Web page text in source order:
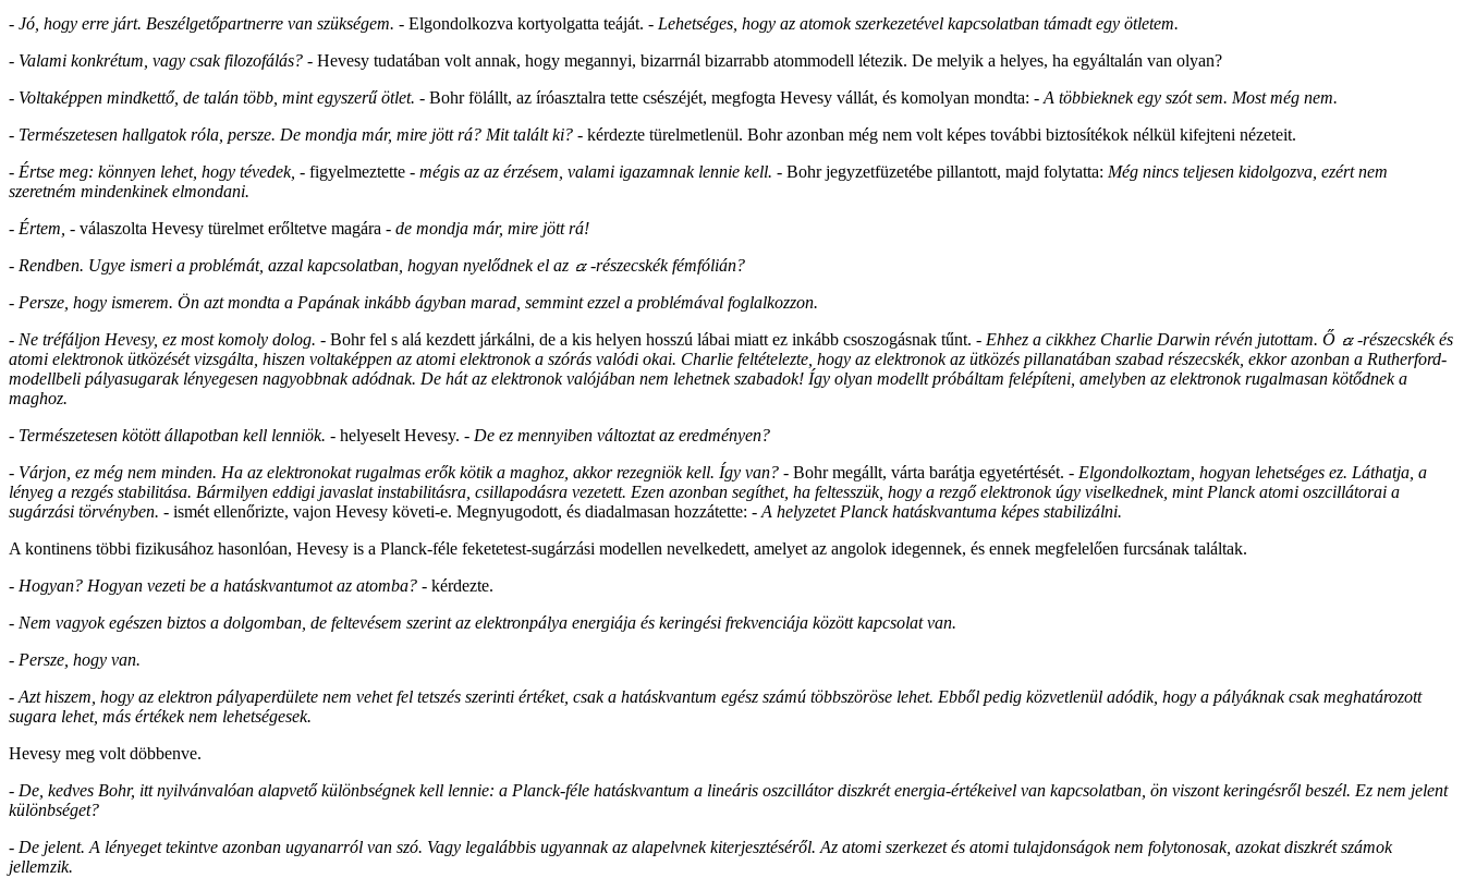
- Jó, hogy erre járt. Beszélgetőpartnerre van szükségem. - Elgondolkozva kortyolgatta teáját. - Lehetséges, hogy az atomok szerkezetével kapcsolatban támadt egy ötletem.
- Valami konkrétum, vagy csak filozofálás? - Hevesy tudatában volt annak, hogy megannyi, bizarrnál bizarrabb atommodell létezik. De melyik a helyes, ha egyáltalán van olyan?
- Voltaképpen mindkettő, de talán több, mint egyszerű ötlet. - Bohr fölállt, az íróasztalra tette csészéjét, megfogta Hevesy vállát, és komolyan mondta: - A többieknek egy szót sem. Most még nem.
- Természetesen hallgatok róla, persze. De mondja már, mire jött rá? Mit talált ki? - kérdezte türelmetlenül. Bohr azonban még nem volt képes további biztosítékok nélkül kifejteni nézeteit.
- Értse meg: könnyen lehet, hogy tévedek, - figyelmeztette - mégis az az érzésem, valami igazamnak lennie kell. - Bohr jegyzetfüzetébe pillantott, majd folytatta: Még nincs teljesen kidolgozva, ezért nem
szeretném mindenkinek elmondani.
- Értem, - válaszolta Hevesy türelmet erőltetve magára - de mondja már, mire jött rá!
- Rendben. Ugye ismeri a problémát, azzal kapcsolatban, hogyan nyelődnek el az
-részecskék fémfólián?
- Persze, hogy ismerem. Ön azt mondta a Papának inkább ágyban marad, semmint ezzel a problémával foglalkozzon.
- Ne tréfáljon Hevesy, ez most komoly dolog. - Bohr fel s alá kezdett járkálni, de a kis helyen hosszú lábai miatt ez inkább csoszogásnak tűnt. - Ehhez a cikkhez Charlie Darwin révén jutottam. Ő
-részecskék és
atomi elektronok ütközését vizsgálta, hiszen voltaképpen az atomi elektronok a szórás valódi okai. Charlie feltételezte, hogy az elektronok az ütközés pillanatában szabad részecskék, ekkor azonban a Rutherford-
modellbeli pályasugarak lényegesen nagyobbnak adódnak. De hát az elektronok valójában nem lehetnek szabadok! Így olyan modellt próbáltam felépíteni, amelyben az elektronok rugalmasan kötődnek a
maghoz.
- Természetesen kötött állapotban kell lenniök. - helyeselt Hevesy. - De ez mennyiben változtat az eredményen?
- Várjon, ez még nem minden. Ha az elektronokat rugalmas erők kötik a maghoz, akkor rezegniök kell. Így van? - Bohr megállt, várta barátja egyetértését. - Elgondolkoztam, hogyan lehetséges ez. Láthatja, a
lényeg a rezgés stabilitása. Bármilyen eddigi javaslat instabilitásra, csillapodásra vezetett. Ezen azonban segíthet, ha feltesszük, hogy a rezgő elektronok úgy viselkednek, mint Planck atomi oszcillátorai a
sugárzási törvényben. - ismét ellenőrizte, vajon Hevesy követi-e. Megnyugodott, és diadalmasan hozzátette: - A helyzetet Planck hatáskvantuma képes stabilizálni.
A kontinens többi fizikusához hasonlóan, Hevesy is a Planck-féle feketetest-sugárzási modellen nevelkedett, amelyet az angolok idegennek, és ennek megfelelően furcsának találtak.
- Hogyan? Hogyan vezeti be a hatáskvantumot az atomba? - kérdezte.
- Nem vagyok egészen biztos a dolgomban, de feltevésem szerint az elektronpálya energiája és keringési frekvenciája között kapcsolat van.
- Persze, hogy van.
- Azt hiszem, hogy az elektron pályaperdülete nem vehet fel tetszés szerinti értéket, csak a hatáskvantum egész számú többszöröse lehet. Ebből pedig közvetlenül adódik, hogy a pályáknak csak meghatározott
sugara lehet, más értékek nem lehetségesek.
Hevesy meg volt döbbenve.
- De, kedves Bohr, itt nyilvánvalóan alapvető különbségnek kell lennie: a Planck-féle hatáskvantum a lineáris oszcillátor diszkrét energia-értékeivel van kapcsolatban, ön viszont keringésről beszél. Ez nem jelent
különbséget?
- De jelent. A lényeget tekintve azonban ugyanarról van szó. Vagy legalábbis ugyannak az alapelvnek kiterjesztéséről. Az atomi szerkezet és atomi tulajdonságok nem folytonosak, azokat diszkrét számok
jellemzik.